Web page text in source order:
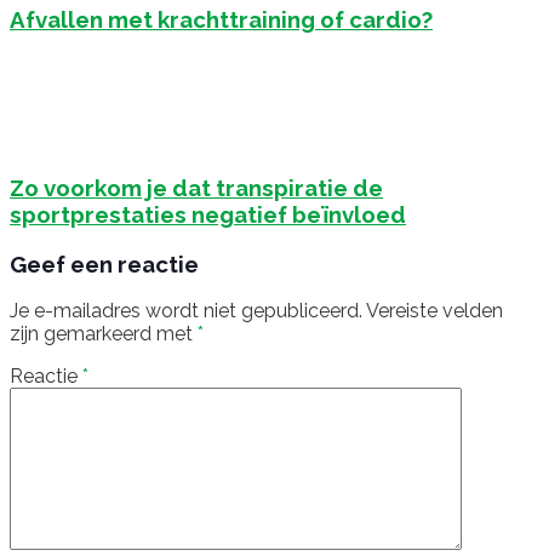
Afvallen met krachttraining of cardio?
Zo voorkom je dat transpiratie de
sportprestaties negatief beïnvloed
Geef een reactie
Je e-mailadres wordt niet gepubliceerd. Vereiste velden
zijn gemarkeerd met *
Reactie *